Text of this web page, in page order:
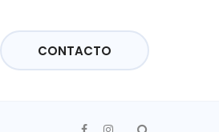
CONTACTO